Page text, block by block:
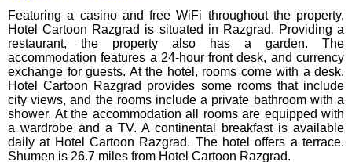
Featuring a casino and free WiFi throughout the property,
Hotel Cartoon Razgrad is situated in Razgrad. Providing a
restaurant, the property also has a garden. The
accommodation features a 24-hour front desk, and currency
exchange for guests. At the hotel, rooms come with a desk.
Hotel Cartoon Razgrad provides some rooms that include
city views, and the rooms include a private bathroom with a
shower. At the accommodation all rooms are equipped with
a wardrobe and a TV. A continental breakfast is available
daily at Hotel Cartoon Razgrad. The hotel offers a terrace.
Shumen is 26.7 miles from Hotel Cartoon Razgrad.